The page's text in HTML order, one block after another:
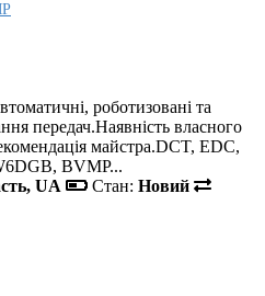
роботизовані та
передач.Наявність власного
майстра.DCT, EDC,
BVMP...
UA Стан: Новий